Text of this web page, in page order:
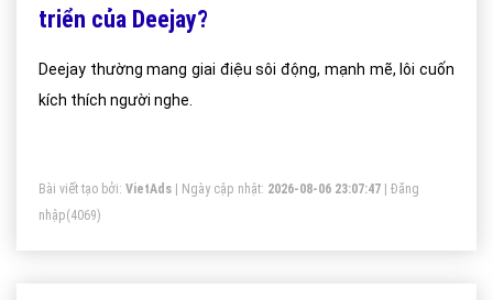
triển của Deejay?
Deejay thường mang giai điệu sôi động, mạnh mẽ, lôi cuốn
kích thích người nghe.
Bài viết tạo bởi: VietAds | Ngày cập nhật: 2026-08-06 23:07:47
Đăng
nhập(4069)